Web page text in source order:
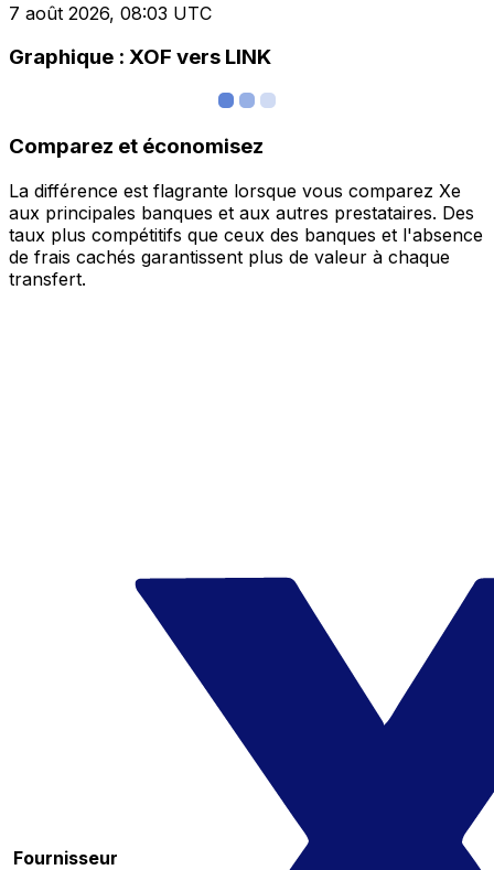
7 août 2026, 08:03 UTC
Graphique : XOF vers LINK
Comparez et économisez
La différence est flagrante lorsque vous comparez Xe
aux principales banques et aux autres prestataires. Des
taux plus compétitifs que ceux des banques et l'absence
de frais cachés garantissent plus de valeur à chaque
transfert.
Fournisseur